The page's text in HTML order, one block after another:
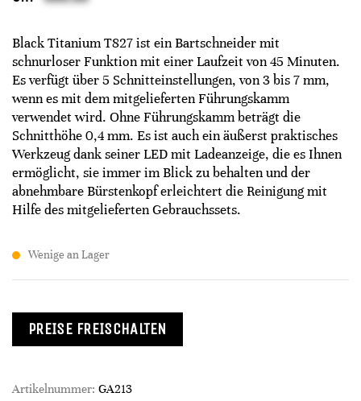
Black Titanium T827 ist ein Bartschneider mit
schnurloser Funktion mit einer Laufzeit von 45 Minuten.
Es verfügt über 5 Schnitteinstellungen, von 3 bis 7 mm,
wenn es mit dem mitgelieferten Führungskamm
verwendet wird. Ohne Führungskamm beträgt die
Schnitthöhe 0,4 mm. Es ist auch ein äußerst praktisches
Werkzeug dank seiner LED mit Ladeanzeige, die es Ihnen
ermöglicht, sie immer im Blick zu behalten und der
abnehmbare Bürstenkopf erleichtert die Reinigung mit
Hilfe des mitgelieferten Gebrauchssets.
Wenige an Lager
PREISE FREISCHALTEN
Artikelnummer: GA213